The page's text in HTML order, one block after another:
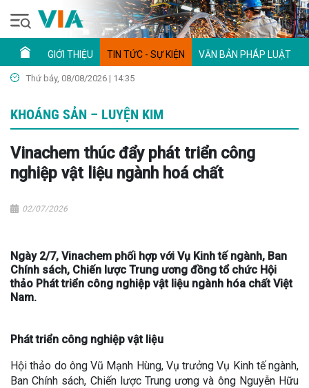
GIỚI THIỆU TIN TỨC - SỰ KIỆN VĂN BẢN PHÁP LUẬT
Thứ bảy, 08/08/2026 | 14:35
KHOÁNG SẢN – LUYỆN KIM
Vinachem thúc đẩy phát triển công
nghiệp vật liệu ngành hoá chất
02/07/2026
Ngày 2/7, Vinachem phối hợp với Vụ Kinh tế ngành, Ban
Chính sách, Chiến lược Trung ương đồng tổ chức Hội
thảo Phát triển công nghiệp vật liệu ngành hóa chất Việt
Nam.
Phát triển công nghiệp vật liệu
Hội thảo do ông Vũ Mạnh Hùng, Vụ trưởng Vụ Kinh tế ngành,
Ban Chính sách, Chiến lược Trung ương và ông Nguyễn Hữu